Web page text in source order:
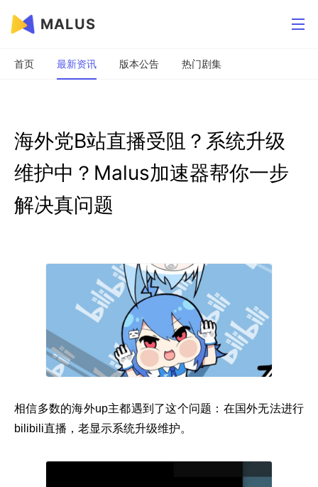
MALUS
首页 最新资讯 版本公告 热门剧集
海外党B站直播受阻？系统升级
维护中？Malus加速器帮你一步
解决真问题
相信多数的海外up主都遇到了这个问题：在国外无法进行
bilibili直播，老显示系统升级维护。